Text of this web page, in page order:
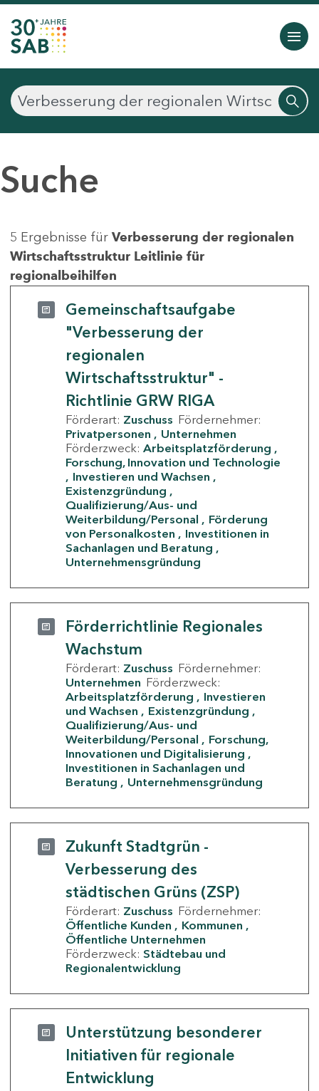
Suche
5 Ergebnisse für Verbesserung der regionalen
Wirtschaftsstruktur Leitlinie für
regionalbeihilfen
Gemeinschaftsaufgabe
"Verbesserung der
regionalen
Wirtschaftsstruktur" -
Richtlinie GRW RIGA
Förderart: Zuschuss Fördernehmer:
Privatpersonen
Unternehmen
Förderzweck: Arbeitsplatzförderung
Forschung, Innovation und Technologie
Investieren und Wachsen
Existenzgründung
Qualifizierung/Aus- und
Weiterbildung/Personal
Förderung
von Personalkosten
Investitionen in
Sachanlagen und Beratung
Unternehmensgründung
Förderrichtlinie Regionales
Wachstum
Förderart: Zuschuss Fördernehmer:
Unternehmen Förderzweck:
Arbeitsplatzförderung
Investieren
und Wachsen
Existenzgründung
Qualifizierung/Aus- und
Weiterbildung/Personal
Forschung,
Innovationen und Digitalisierung
Investitionen in Sachanlagen und
Beratung
Unternehmensgründung
Zukunft Stadtgrün -
Verbesserung des
städtischen Grüns (ZSP)
Förderart: Zuschuss Fördernehmer:
Öffentliche Kunden
Kommunen
Öffentliche Unternehmen
Förderzweck: Städtebau und
Regionalentwicklung
Unterstützung besonderer
Initiativen für regionale
Entwicklung